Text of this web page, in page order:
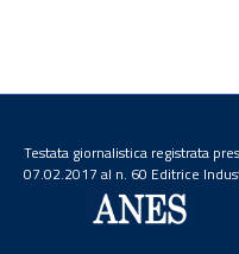
Testata giornalistica registrata
07.02.2017 al n. 60 Editrice